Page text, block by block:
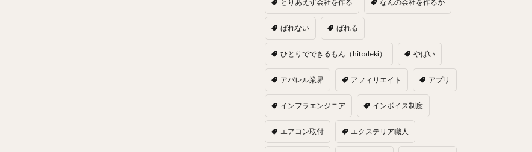
とりあえず会社を作る なんの会社を作るか
ばれない ばれる
ひとりでできるもん（hitodeki） やばい
アパレル業界 アフィリエイト アプリ
インフラエンジニア インボイス制度
エアコン取付 エクステリア職人